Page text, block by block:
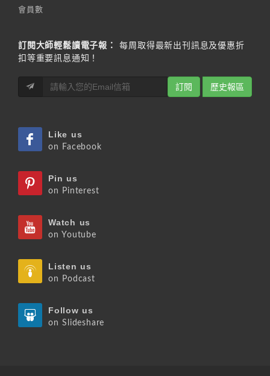
會員數
訂閱大師輕鬆讀電子報：
每周取得最新出刊訊息及優惠折
扣等重要訊息通知！
訂閱 歷史報區
Like us
on Facebook
Pin us
on Pinterest
Watch us
on Youtube
Listen us
on Podcast
Follow us
on Slideshare